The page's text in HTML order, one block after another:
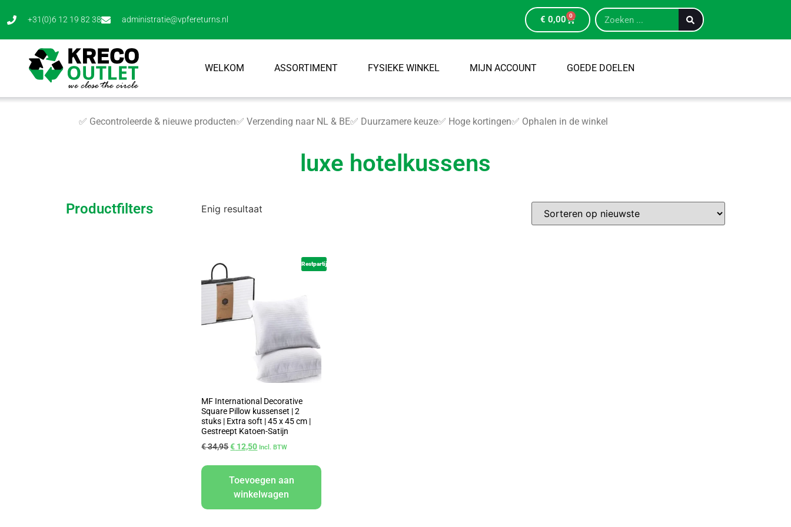
+31(0)6 12 19 82 38 administratie@vpfereturns.nl € 0,00 0
WELKOM ASSORTIMENT FYSIEKE WINKEL MIJN ACCOUNT GOEDE DOELEN
✅ Gecontroleerde & nieuwe producten✅ Verzending naar NL & BE✅ Duurzamere keuze✅ Hoge kortingen✅ Ophalen in de winkel
luxe hotelkussens
Productfilters Enig resultaat
Restpartij
MF International Decorative
Square Pillow kussenset | 2
stuks | Extra soft | 45 x 45 cm |
Gestreept Katoen-Satijn
€34,95€ 12,50 Incl. BTW
Toevoegen aan
winkelwagen